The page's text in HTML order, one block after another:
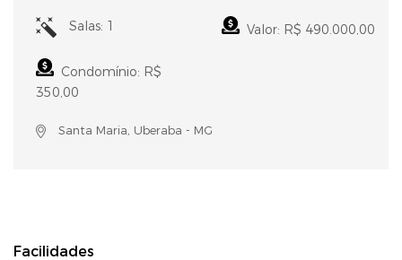
Salas: 1 Valor: R$ 490.000,00
Condomínio: R$
350,00
Santa Maria, Uberaba - MG
Facilidades